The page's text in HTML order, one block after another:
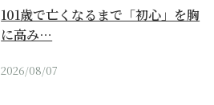
101歳で亡くなるまで「初心」を胸
に高み…
2026/08/07